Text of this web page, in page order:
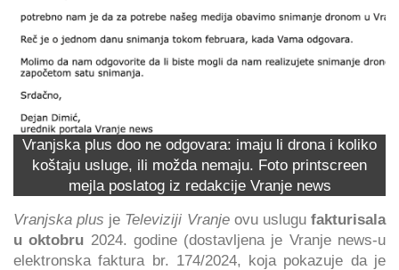
Vranjska plus doo ne odgovara: imaju li drona i koliko
koštaju usluge, ili možda nemaju. Foto printscreen
mejla poslatog iz redakcije Vranje news
Vranjska plus je Televiziji Vranjeovu uslugufakturisala
u oktobru 2024. godine (dostavljena je Vranje news-u
elektronska faktura br. 174/2024, koja pokazuje da je